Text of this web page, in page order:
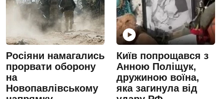
Росіяни намагались
прорвати оборону
на
Новопавлівському
Київ попрощався з
Анною Поліщук,
дружиною воїна,
яка загинула від